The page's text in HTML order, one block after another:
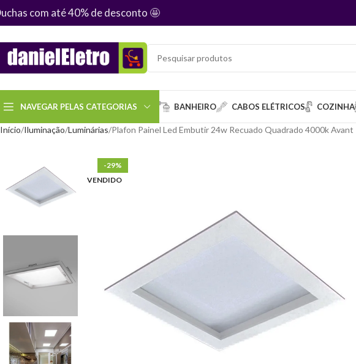
com até 40% de desconto 🤩
NAVEGAR PELAS CATEGORIAS BANHEIRO CABOS ELÉTRICOS COZINHA
Início Iluminação Luminárias Plafon Painel Led Embutir 24w Recuado Quadrado 4000k Avant
-29%
VENDIDO